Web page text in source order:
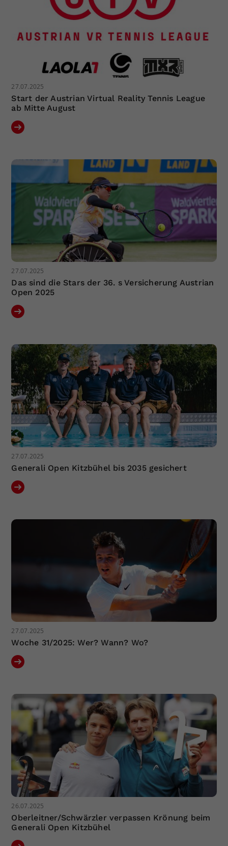
27.07.2025
Start der Austrian Virtual Reality Tennis League
ab Mitte August
27.07.2025
Das sind die Stars der 36. s Versicherung Austrian
Open 2025
27.07.2025
Generali Open Kitzbühel bis 2035 gesichert
27.07.2025
Woche 31/2025: Wer? Wann? Wo?
26.07.2025
Oberleitner/Schwärzler verpassen Krönung beim
Generali Open Kitzbühel